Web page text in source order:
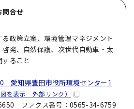
問合せ
政策立案、環境管理マネジメント
発、自然保護、次世代自動車・太
ること
愛知県豊田市役所環境センター1
を表示 外部リンク）
ファクス番号：0565-34-6759